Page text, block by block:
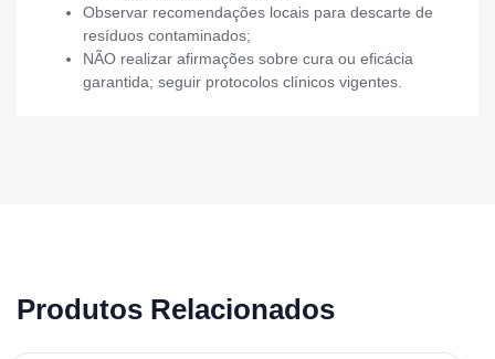
Observar recomendações locais para descarte de
resíduos contaminados;
NÃO realizar afirmações sobre cura ou eficácia
garantida; seguir protocolos clínicos vigentes.
Produtos Relacionados